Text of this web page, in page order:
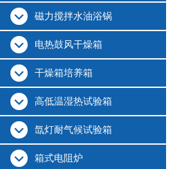
磁力搅拌水油浴锅
电热鼓风干燥箱
干燥箱培养箱
高低温湿热试验箱
氙灯耐气候试验箱
箱式电阻炉